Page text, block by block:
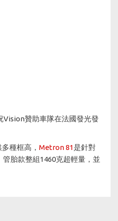
Vision贊助車隊在法國發光發
種框高， Metron 81是針對
胎款整組1460克超輕量，並